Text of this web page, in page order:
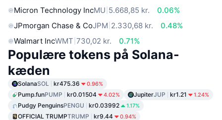
Micron Technology IncMU 5.668,85 kr.
0.06%
JPmorgan Chase & CoJPM 2.330,68 kr.
0.48%
Walmart IncWMT 730,02 kr. 0.71%
Populære tokens på Solana-
kæden
SolanaSOL kr475.36 0.96%
Pump.funPUMP kr0.01504 4.02% JupiterJUP kr1.21 1.24%
Pudgy PenguinsPENGU kr0.03992 1.17%
OFFICIAL TRUMPTRUMP kr9.44 0.94%